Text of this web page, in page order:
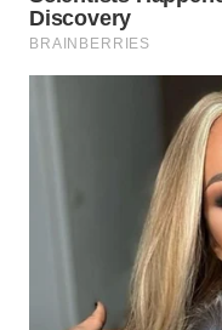
WAHANA
SPORT
PERSONA